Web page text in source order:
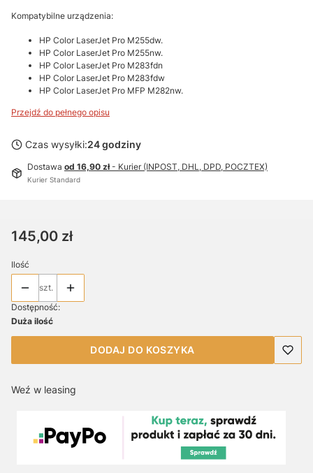
Kompatybilne urządzenia:
HP Color LaserJet Pro M255dw.
HP Color LaserJet Pro M255nw.
HP Color LaserJet Pro M283fdn
HP Color LaserJet Pro M283fdw
HP Color LaserJet Pro MFP M282nw.
Przejdź do pełnego opisu
Czas wysyłki:24 godziny
Dostawa od 16,90 zł- Kurier (INPOST, DHL, DPD, POCZTEX)
Kurier Standard
Cena
145,00 zł
Ilość
szt.
Dostępność:
Duża ilość
DODAJ DO KOSZYKA
Weź w leasing